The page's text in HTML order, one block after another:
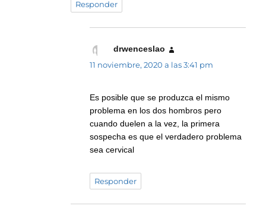
Responder
drwenceslao
11 noviembre, 2020 a las 3:41 pm
Es posible que se produzca el mismo
problema en los dos hombros pero
cuando duelen a la vez, la primera
sospecha es que el verdadero problema
sea cervical
Responder